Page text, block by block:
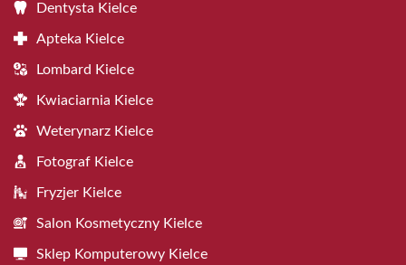
Dentysta Kielce
Apteka Kielce
Lombard Kielce
Kwiaciarnia Kielce
Weterynarz Kielce
Fotograf Kielce
Fryzjer Kielce
Salon Kosmetyczny Kielce
Sklep Komputerowy Kielce